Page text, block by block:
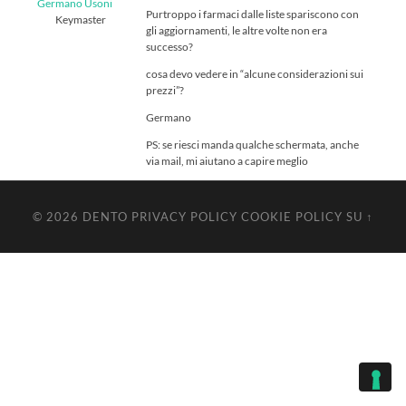
Germano Usoni
Keymaster
Purtroppo i farmaci dalle liste spariscono con
gli aggiornamenti, le altre volte non era
successo?
cosa devo vedere in “alcune considerazioni sui
prezzi”?
Germano
PS: se riesci manda qualche schermata, anche
via mail, mi aiutano a capire meglio
© 2026 DENTO PRIVACY POLICY COOKIE POLICY SU ↑